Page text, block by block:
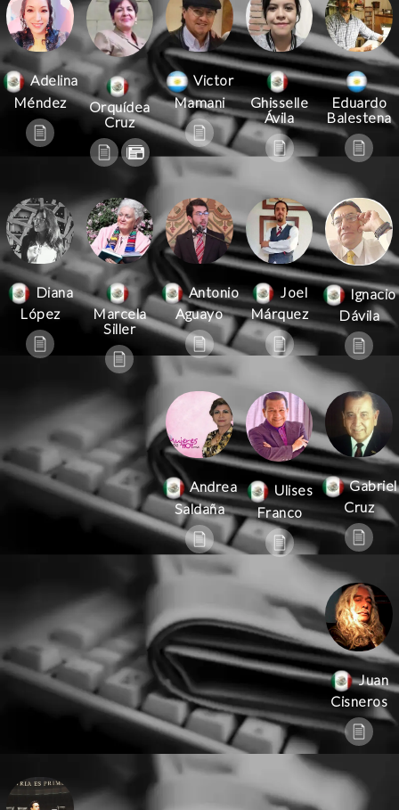
Adelina
Méndez
Orquídea
Cruz
Victor
Mamani
Ghisselle
Ávila
Eduardo
Balestena
Diana
López
Marcela
Siller
Antonio
Aguayo
Joel
Márquez
Ignacio
Dávila
Andrea
Saldaña
Ulises
Franco
Gabriel
Cruz
Juan
Cisneros